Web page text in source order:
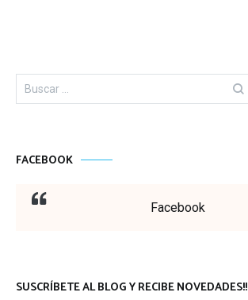
FACEBOOK
Facebook
SUSCRÍBETE AL BLOG Y RECIBE NOVEDADES!!